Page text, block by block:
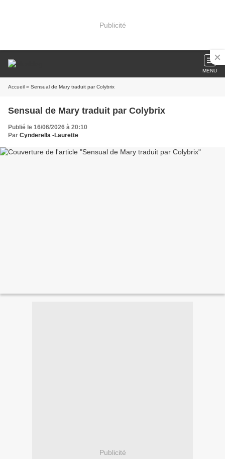
Publicité
MENU
Accueil » Sensual de Mary traduit par Colybrix
Sensual de Mary traduit par Colybrix
Publié le 16/06/2026 à 20:10
Par Cynderella -Laurette
Publicité